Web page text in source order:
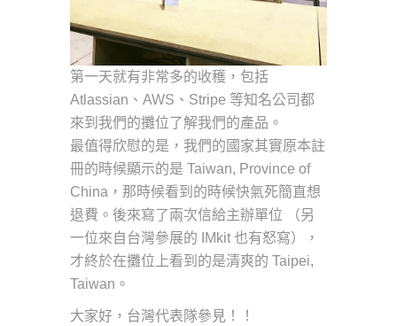
第一天就有非常多的收穫，包括
Atlassian、AWS、Stripe 等知名公司都
來到我們的攤位了解我們的產品。
最值得欣慰的是，我們的國家其實原本註
冊的時候顯示的是 Taiwan, Province of
China，那時候看到的時候快氣死簡直想
退費。後來寫了兩次信給主辦單位 （另
一位來自台灣參展的 IMkit 也有怒寫），
才終於在攤位上看到的是清爽的 Taipei,
Taiwan。
大家好，台灣代表隊參見！！